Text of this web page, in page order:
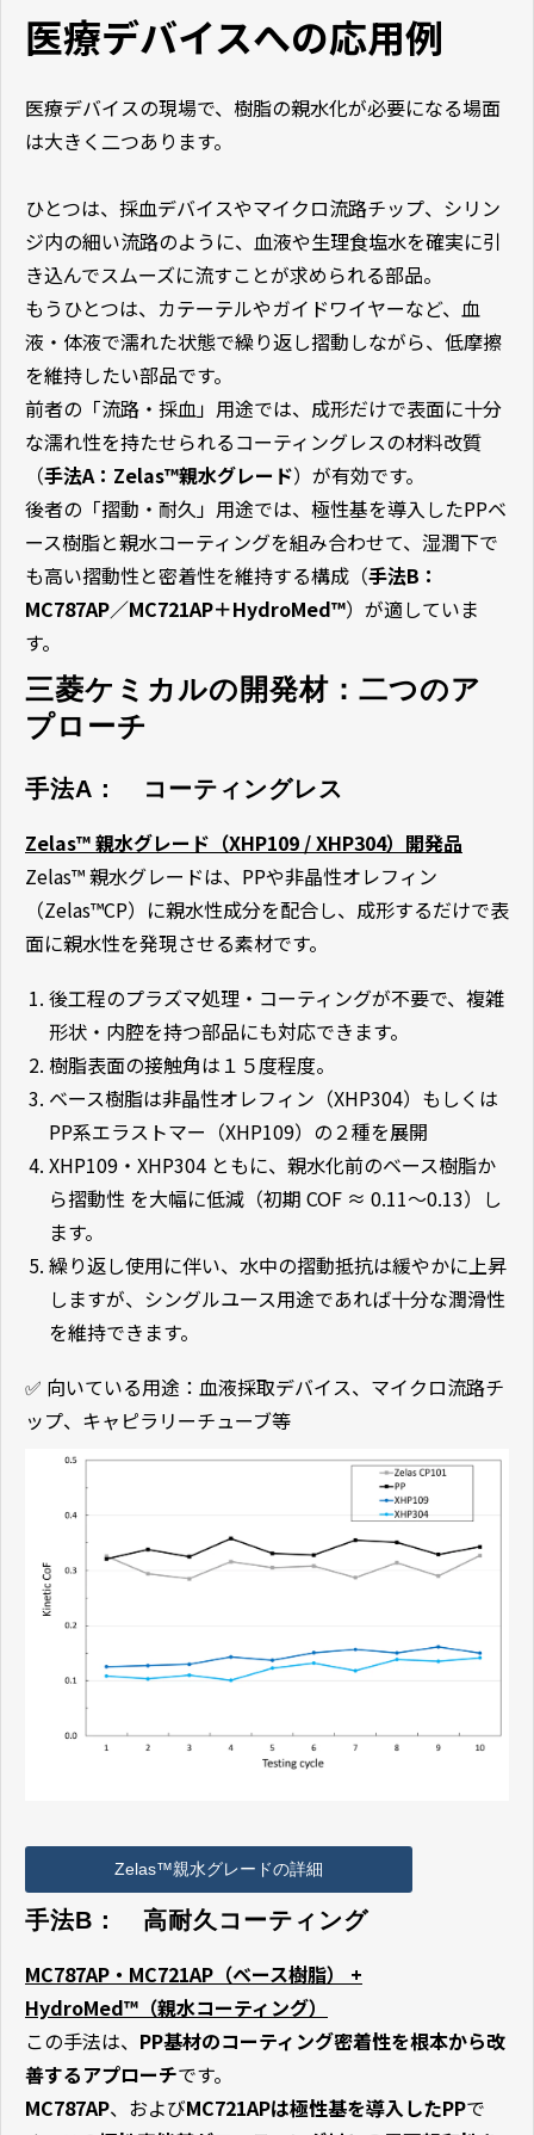
医療デバイスへの応用例
医療デバイスの現場で、樹脂の親水化が必要になる場面
は大きく二つあります。
ひとつは、採血デバイスやマイクロ流路チップ、シリン
ジ内の細い流路のように、血液や生理食塩水を確実に引
き込んでスムーズに流すことが求められる部品。
もうひとつは、カテーテルやガイドワイヤーなど、血
液・体液で濡れた状態で繰り返し摺動しながら、低摩擦
を維持したい部品です。
前者の「流路・採血」用途では、成形だけで表面に十分
な濡れ性を持たせられるコーティングレスの材料改質
（手法A：Zelas™親水グレード）が有効です。
後者の「摺動・耐久」用途では、極性基を導入したPPベ
ース樹脂と親水コーティングを組み合わせて、湿潤下で
も高い摺動性と密着性を維持する構成（手法B：
MC787AP／MC721AP＋HydroMed™）が適していま
す。
三菱ケミカルの開発材：二つのア
プローチ
手法A：　コーティングレス
Zelas™ 親水グレード（XHP109 / XHP304）開発品
Zelas™ 親水グレードは、PPや非晶性オレフィン
（Zelas™CP）に親水性成分を配合し、成形するだけで表
面に親水性を発現させる素材です。
後工程のプラズマ処理・コーティングが不要で、複雑
形状・内腔を持つ部品にも対応できます。
樹脂表面の接触角は１５度程度。
ベース樹脂は非晶性オレフィン（XHP304）もしくは
PP系エラストマー（XHP109）の２種を展開
XHP109・XHP304 ともに、親水化前のベース樹脂か
ら摺動性 を大幅に低減（初期 COF ≈ 0.11〜0.13）し
ます。
繰り返し使用に伴い、水中の摺動抵抗は緩やかに上昇
しますが、シングルユース用途であれば十分な潤滑性
を維持できます。
✅ 向いている用途：血液採取デバイス、マイクロ流路チ
ップ、キャピラリーチューブ等
Zelas™親水グレードの詳細
手法B：　高耐久コーティング
MC787AP・MC721AP （ベース樹脂） +
HydroMed™（親水コーティング）
この手法は、 PP基材のコーティング密着性を根本から改
善するアプローチです。
MC787AP、およびMC721APは極性基を導入したPPで